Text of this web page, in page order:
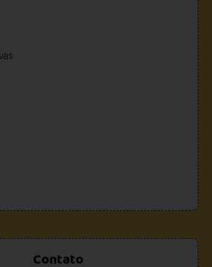
Contato